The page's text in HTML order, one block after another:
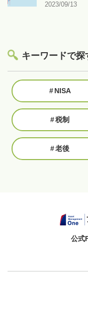
2023/09/13
キーワードで探
#NISA
#税制
#老後
公式